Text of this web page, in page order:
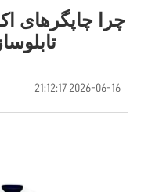
محصولات
خدمات
چرا چاپگرهای
2026-06-16 21:12:17